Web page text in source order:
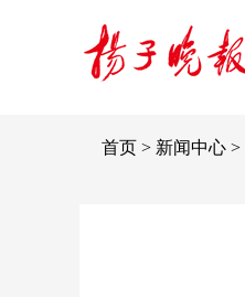
首页 > 新闻中心 >